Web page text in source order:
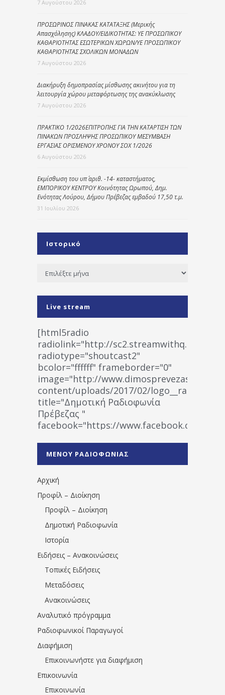
7 Αυγούστου 2026
ΠΡΟΣΩΡΙΝΟΣ ΠΙΝΑΚΑΣ ΚΑΤΑΤΑΞΗΣ (Μερικής
Απασχόλησης) ΚΛΑΔΟΥ/ΕΙΔΙΚΟΤΗΤΑΣ: ΥΕ ΠΡΟΣΩΠΙΚΟΥ
ΚΑΘΑΡΙΟΤΗΤΑΣ ΕΣΩΤΕΡΙΚΩΝ ΧΩΡΩΝ/ΥΕ ΠΡΟΣΩΠΙΚΟΥ
ΚΑΘΑΡΙΟΤΗΤΑΣ ΣΧΟΛΙΚΩΝ ΜΟΝΑΔΩΝ
7 Αυγούστου 2026
Διακήρυξη δημοπρασίας μίσθωσης ακινήτου για τη
λειτουργία χώρου μεταφόρτωσης της ανακύκλωσης
7 Αυγούστου 2026
ΠΡΑΚΤΙΚΟ 1/2026ΕΠΙΤΡΟΠΗΣ ΓΙΑ ΤΗΝ ΚΑΤΑΡΤΙΣΗ ΤΩΝ
ΠΙΝΑΚΩΝ ΠΡΟΣΛΗΨΗΣ ΠΡΟΣΩΠΙΚΟΥ ΜΕΣΥΜΒΑΣΗ
ΕΡΓΑΣΙΑΣ ΟΡΙΣΜΕΝΟΥ ΧΡΟΝΟΥ ΣΟΧ 1/2026
6 Αυγούστου 2026
Εκμίσθωση του υπ΄ αριθ. -14- καταστήματος,
ΕΜΠΟΡΙΚΟΥ ΚΕΝΤΡΟΥ Κοινότητας Ωρωπού, Δημ.
Ενότητας Λούρου, Δήμου Πρέβεζας εμβαδού 17,50 τ.μ.
31 Ιουλίου 2026
Ιστορικό
Ιστορικό
Live stream
[html5radio
radiolink="http://
radiotype="shoutcast2"
bcolor="ffffff" frameborder="0"
image="http://www.dimosprevezas.gr/wp-
content/uploads/2017/02/
title="Δημοτική Ραδιοφωνία
Πρέβεζας "
facebook="https://www.facebook.com/
1531194763766854/" artist="" ]
ΜΕΝΟΥ ΡΑΔΙΟΦΩΝΙΑΣ
Αρχική
Προφίλ – Διοίκηση
Προφίλ – Διοίκηση
Δημοτική Ραδιοφωνία
Ιστορία
Ειδήσεις – Ανακοινώσεις
Τοπικές Ειδήσεις
Μεταδόσεις
Ανακοινώσεις
Αναλυτικό πρόγραμμα
Ραδιοφωνικοί Παραγωγοί
Διαφήμιση
Επικοινωνήστε για διαφήμιση
Επικοινωνία
Επικοινωνία